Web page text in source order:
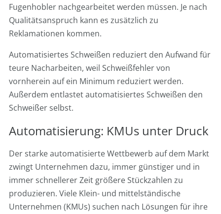
Fugenhobler nachgearbeitet werden müssen. Je nach
Qualitätsanspruch kann es zusätzlich zu
Reklamationen kommen.
Automatisiertes Schweißen reduziert den Aufwand für
teure Nacharbeiten, weil Schweißfehler von
vornherein auf ein Minimum reduziert werden.
Außerdem entlastet automatisiertes Schweißen den
Schweißer selbst.
Automatisierung: KMUs unter Druck
Der starke automatisierte Wettbewerb auf dem Markt
zwingt Unternehmen dazu, immer günstiger und in
immer schnellerer Zeit größere Stückzahlen zu
produzieren. Viele Klein- und mittelständische
Unternehmen (KMUs) suchen nach Lösungen für ihre